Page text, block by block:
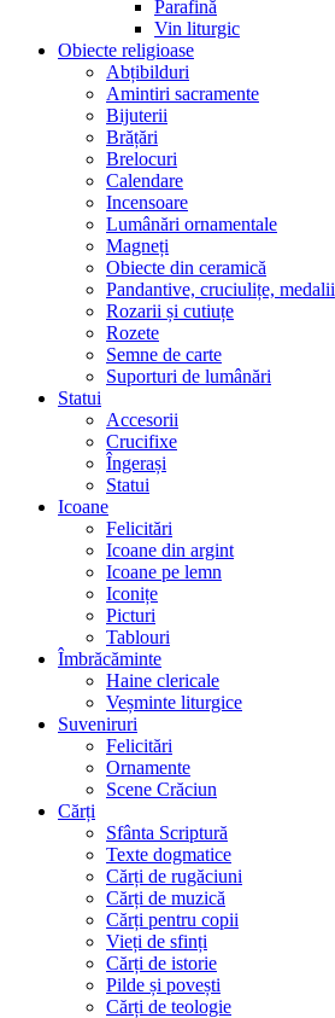
Parafină
Vin liturgic
Obiecte religioase
Abțibilduri
Amintiri sacramente
Bijuterii
Brățări
Brelocuri
Calendare
Incensoare
Lumânări ornamentale
Magneți
Obiecte din ceramică
Pandantive, cruciulițe, medalii
Rozarii și cutiuțe
Rozete
Semne de carte
Suporturi de lumânări
Statui
Accesorii
Crucifixe
Îngerași
Statui
Icoane
Felicitări
Icoane din argint
Icoane pe lemn
Iconițe
Picturi
Tablouri
Îmbrăcăminte
Haine clericale
Veșminte liturgice
Suveniruri
Felicitări
Ornamente
Scene Crăciun
Cărți
Sfânta Scriptură
Texte dogmatice
Cărți de rugăciuni
Cărți de muzică
Cărți pentru copii
Vieți de sfinți
Cărți de istorie
Pilde și povești
Cărți de teologie